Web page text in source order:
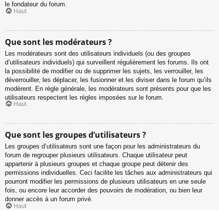
le fondateur du forum.
Haut
Que sont les modérateurs ?
Les modérateurs sont des utilisateurs individuels (ou des groupes
d’utilisateurs individuels) qui surveillent régulièrement les forums. Ils ont
la possibilité de modifier ou de supprimer les sujets, les verrouiller, les
déverrouiller, les déplacer, les fusionner et les diviser dans le forum qu’ils
modèrent. En règle générale, les modérateurs sont présents pour que les
utilisateurs respectent les règles imposées sur le forum.
Haut
Que sont les groupes d’utilisateurs ?
Les groupes d’utilisateurs sont une façon pour les administrateurs du
forum de regrouper plusieurs utilisateurs. Chaque utilisateur peut
appartenir à plusieurs groupes et chaque groupe peut détenir des
permissions individuelles. Ceci facilite les tâches aux administrateurs qui
pourront modifier les permissions de plusieurs utilisateurs en une seule
fois, ou encore leur accorder des pouvoirs de modération, ou bien leur
donner accès à un forum privé.
Haut